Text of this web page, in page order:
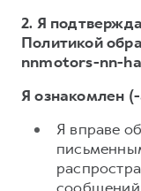
2. Я
Политикой
nnmotors-nn-
Я ознакомлен
Я вправе